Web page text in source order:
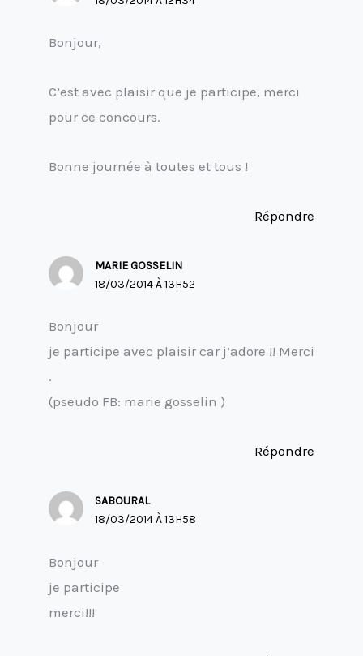
Bonjour,
C’est avec plaisir que je participe, merci
pour ce concours.
Bonne journée à toutes et tous !
Répondre
MARIE GOSSELIN
18/03/2014 À 13H52
Bonjour
je participe avec plaisir car j’adore !! Merci
.
(pseudo FB: marie gosselin )
Répondre
SABOURAL
18/03/2014 À 13H58
Bonjour
je participe
merci!!!